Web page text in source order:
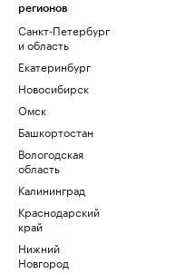
регионов
Санкт-Петербург
и область
Екатеринбург
Новосибирск
Омск
Башкортостан
Вологодская
область
Калининград
Краснодарский
край
Нижний
Новгород